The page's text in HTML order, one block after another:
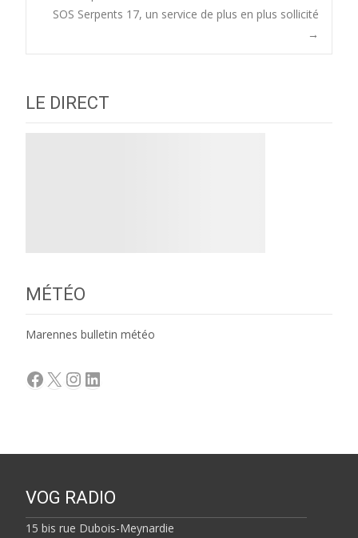
navigation
SOS Serpents 17, un service de plus en plus sollicité
→
LE DIRECT
MÉTÉO
Marennes bulletin météo
Facebook
X Instagram
LinkedIn
VOG RADIO
15 bis rue Dubois-Meynardie